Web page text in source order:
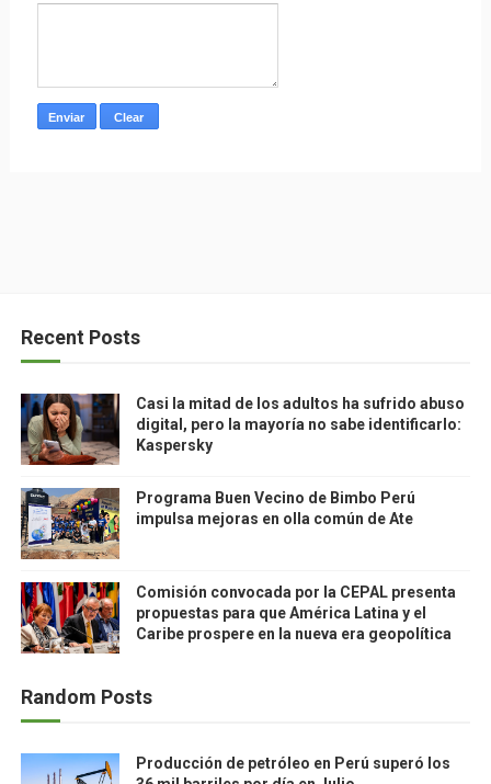
Recent Posts
Casi la mitad de los adultos ha sufrido abuso
digital, pero la mayoría no sabe identificarlo:
Kaspersky
Programa Buen Vecino de Bimbo Perú
impulsa mejoras en olla común de Ate
Comisión convocada por la CEPAL presenta
propuestas para que América Latina y el
Caribe prospere en la nueva era geopolítica
Random Posts
Producción de petróleo en Perú superó los